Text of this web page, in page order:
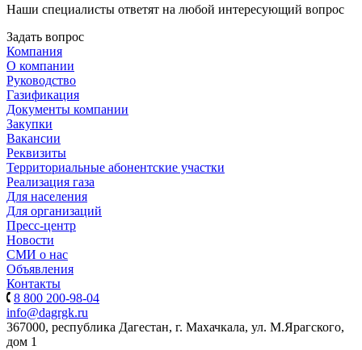
Наши специалисты ответят на любой интересующий вопрос
Задать вопрос
Компания
О компании
Руководство
Газификация
Документы компании
Закупки
Вакансии
Реквизиты
Территориальные абонентские участки
Реализация газа
Для населения
Для организаций
Пресс-центр
Новости
СМИ о нас
Объявления
Контакты
8 800 200-98-04
info@dagrgk.ru
367000, республика Дагестан, г. Махачкала, ул. М.Ярагского,
дом 1